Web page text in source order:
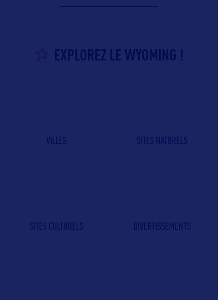
EXPLOREZ LE WYOMING !
VILLES SITES NATURELS
SITES CULTURELS DIVERTISSEMENTS